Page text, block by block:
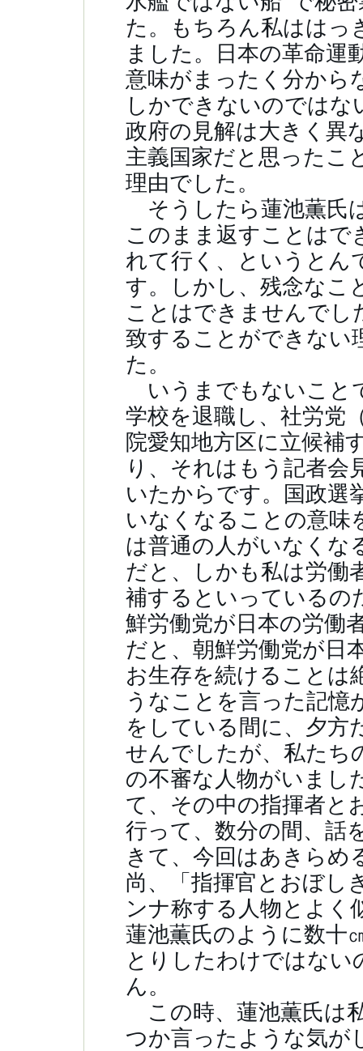
た。もちろん私ははっ
ました。日本の革命運
意味がまったく分から
しかできないのではな
政府の見解は大きく異
主義国家だと思ったこ
理由でした。
そうしたら蓮池薫氏
このまま返すことはで
れて行く、というとん
す。しかし、残念なこ
ことはできませんでし
致することができない
た。
いうまでもないこと
学校を退職し、社労党
院愛知地方区に立候補
り、それはもう記者会
いたからです。国政選
いなくなることの意味
は普通の人がいなくな
だと、しかも私は労働
補するといっているの
鮮労働党が日本の労働
だと、朝鮮労働党が日
お生存を続けることは
うなことを言った記憶
をしている間に、夕方
せんでしたが、私たち
の不審な人物がいまし
て、その中の指揮者と
行って、数分の間、話
きて、今回はあきらめ
尚、「指揮官とおぼし
ンナ称する人物とよく
蓮池薫氏のように数十
とりしたわけではな
ん。
この時、蓮池薫氏は
つか言ったような気が